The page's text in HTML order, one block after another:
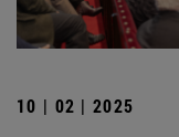
10 | 02 | 2025